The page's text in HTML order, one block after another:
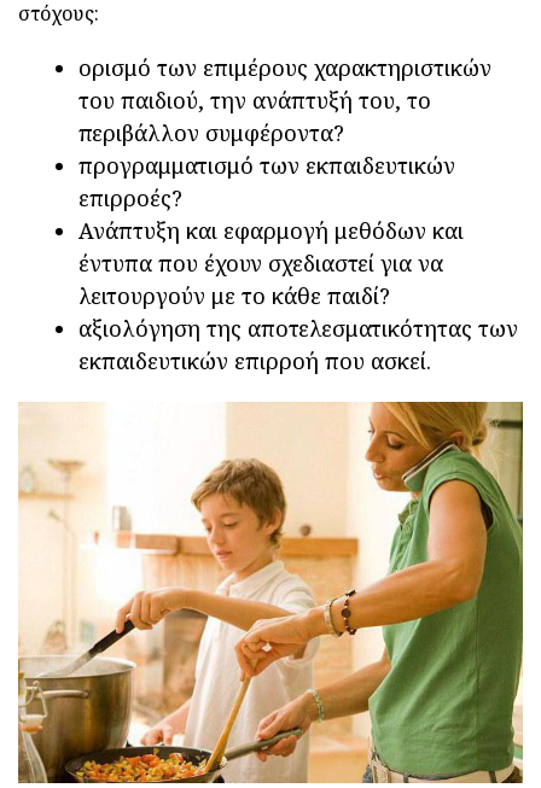
στόχους:
ορισμό των επιμέρους χαρακτηριστικών
του παιδιού, την ανάπτυξή του, το
περιβάλλον συμφέροντα?
προγραμματισμό των εκπαιδευτικών
επιρροές?
Ανάπτυξη και εφαρμογή μεθόδων και
έντυπα που έχουν σχεδιαστεί για να
λειτουργούν με το κάθε παιδί?
αξιολόγηση της αποτελεσματικότητας των
εκπαιδευτικών επιρροή που ασκεί.